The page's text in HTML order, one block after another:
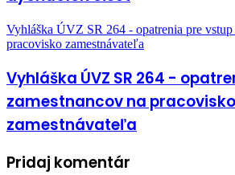
Vyhláška ÚVZ SR 264 - opatrenia pre vstup
pracovisko zamestnávateľa
Vyhláška ÚVZ SR 264 -
zamestnancov na pracovisko
zamestnávateľa
Pridaj komentár